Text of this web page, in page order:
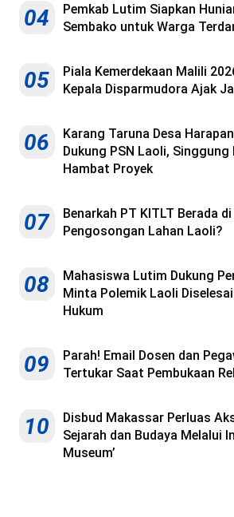
04
Pemkab Lutim Siapkan
Sembako untuk Warga
05
Piala Kemerdekaan Malili
Kepala Disparmudora Ajak
06
Karang Taruna Desa
Dukung PSN Laoli, Singgung
Hambat Proyek
07
Benarkah PT KITLT Berada
Pengosongan Lahan Laoli?
08
Mahasiswa Lutim Dukung
Minta Polemik Laoli
Hukum
09
Parah! Email Dosen dan
Tertukar Saat Pembukaan
10
Disbud Makassar Perluas
Sejarah dan Budaya Melalui
Museum’